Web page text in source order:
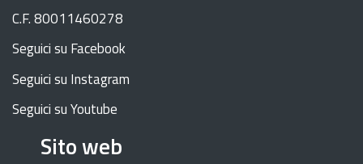
C.F. 80011460278
Seguici su Facebook
Seguici su Instagram
Seguici su Youtube
Sito web